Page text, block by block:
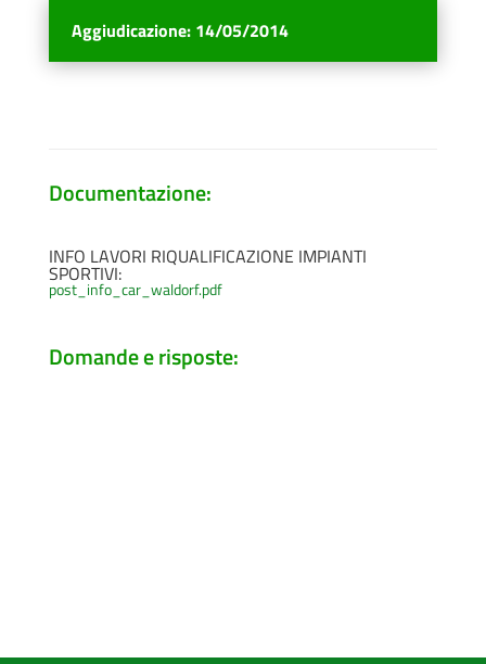
Aggiudicazione: 14/05/2014
Documentazione:
INFO LAVORI RIQUALIFICAZIONE IMPIANTI
SPORTIVI:
post_info_car_waldorf.pdf
Domande e risposte: